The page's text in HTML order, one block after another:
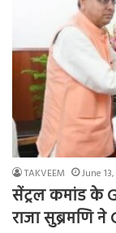
TAKVEEM June
सेंट्रल कमांड के
राजा सुब्रमणि